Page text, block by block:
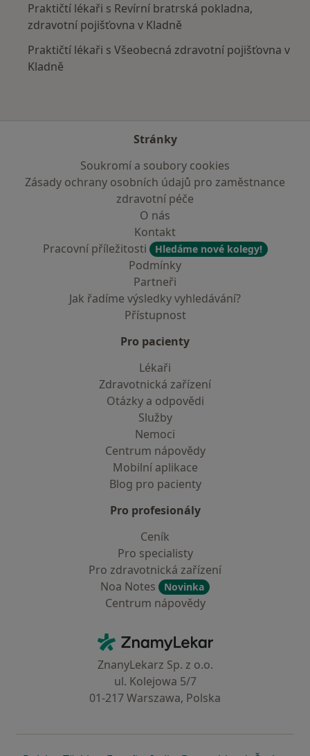
Praktičtí lékaři s Revírní bratrská pokladna,
zdravotní pojišťovna v Kladně
Praktičtí lékaři s Všeobecná zdravotní pojišťovna v
Kladně
Stránky
Soukromí a soubory cookies
Zásady ochrany osobních údajů pro zaměstnance
zdravotní péče
O nás
Kontakt
Pracovní příležitosti
Hledáme nové kolegy!
Podmínky
Partneři
Jak řadíme výsledky vyhledávání?
Přístupnost
Pro pacienty
Lékaři
Zdravotnická zařízení
Otázky a odpovědi
Služby
Nemoci
Centrum nápovědy
Mobilní aplikace
Blog pro pacienty
Pro profesionály
Ceník
Pro specialisty
Pro zdravotnická zařízení
Noa Notes
Novinka
Centrum nápovědy
ZnamyLekar - Hlavní stránka
ZnanyLekarz Sp. z o.o.
ul. Kolejowa 5/7
01-217 Warszawa, Polska